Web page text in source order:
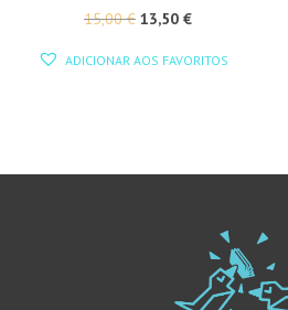
15,00€ O
13,50 €O
ADICIONAR AOS FAVORITOS